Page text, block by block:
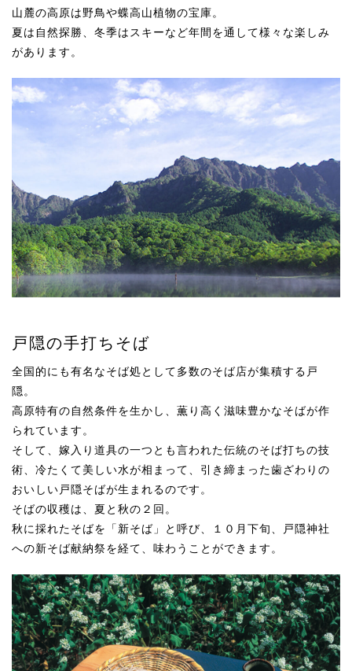
山麓の高原は野鳥や蝶高山植物の宝庫。
夏は自然探勝、冬季はスキーなど年間を通して様々な楽しみ
があります。
戸隠の手打ちそば
全国的にも有名なそば処として多数のそば店が集積する戸
隠。
高原特有の自然条件を生かし、 薫り高く滋味豊かなそばが作
られています。
そして、嫁入り道具の一つとも言われた伝統のそば打ちの技
術、 冷たくて美しい水が相まって、 引き締まった歯ざわりの
おいしい戸隠そばが生まれるのです。
そばの収穫は、夏と秋の２回。
秋に採れたそばを「新そば」と呼び、１０月下旬、
戸隠神社
への新そば献納祭を経て、味わうことができます。